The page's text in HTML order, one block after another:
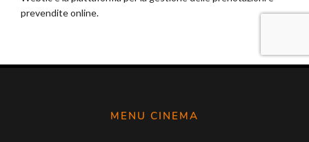
MENU CINEMA